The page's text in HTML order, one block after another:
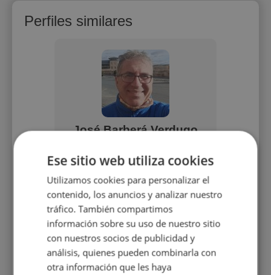
Perfiles similares
y
José Barberá Verdugo
me gusta ver como mis alumnos
Me gusta mucho la naturaleza, mi
aficción es el deporte de orientación
del cual también suelo impartir
clases prácticas y teóricas.
Soy
Ese sitio web utiliza cookies
Utilizamos cookies para personalizar el
contenido, los anuncios y analizar nuestro
tráfico. También compartimos
información sobre su uso de nuestro sitio
con nuestros socios de publicidad y
análisis, quienes pueden combinarla con
otra información que les haya